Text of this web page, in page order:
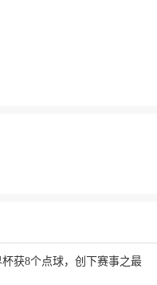
获8个点球，创下赛事之最